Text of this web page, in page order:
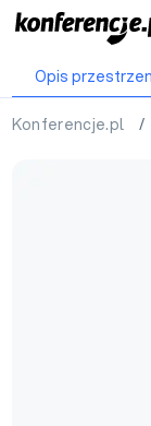
Opis
Konferencje.pl /